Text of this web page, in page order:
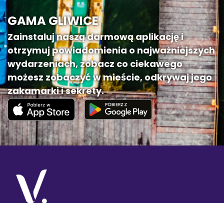
GAMA GLIWICE
Zainstaluj naszą darmową aplikację i
otrzymuj powiadomienia o najważniejszych
wydarzeniach, zobacz co ciekawego
możesz zobaczyć w mieście, odkrywaj jego
zakamarki i sekrety.